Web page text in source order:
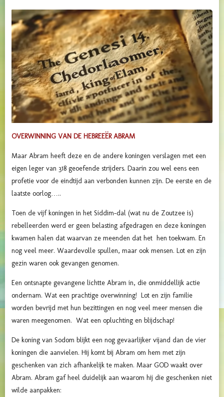
OVERWINNING VAN DE HEBREEËR ABRAM
Maar Abram heeft deze en de andere koningen verslagen met een
eigen leger van 318 geoefende strijders. Daarin zou wel eens een
profetie voor de eindtijd aan verbonden kunnen zijn. De eerste en de
laatste oorlog…..
Toen de vijf koningen in het Siddim-dal (wat nu de Zoutzee is)
rebelleerden werd er geen belasting afgedragen en deze koningen
kwamen halen dat waarvan ze meenden dat het hen toekwam. En
nog veel meer. Waardevolle spullen, maar ook mensen. Lot en zijn
gezin waren ook gevangen genomen.
Een ontsnapte gevangene lichtte Abram in, die onmiddellijk actie
ondernam. Wat een prachtige overwinning! Lot en zijn familie
worden bevrijd met hun bezittingen en nog veel meer mensen die
waren meegenomen. Wat een opluchting en blijdschap!
De koning van Sodom blijkt een nog gevaarlijker vijand dan de vier
koningen die aanvielen. Hij komt bij Abram om hem met zijn
geschenken van zich afhankelijk te maken. Maar GOD waakt over
Abram. Abram gaf heel duidelijk aan waarom hij die geschenken niet
wilde aanpakken: